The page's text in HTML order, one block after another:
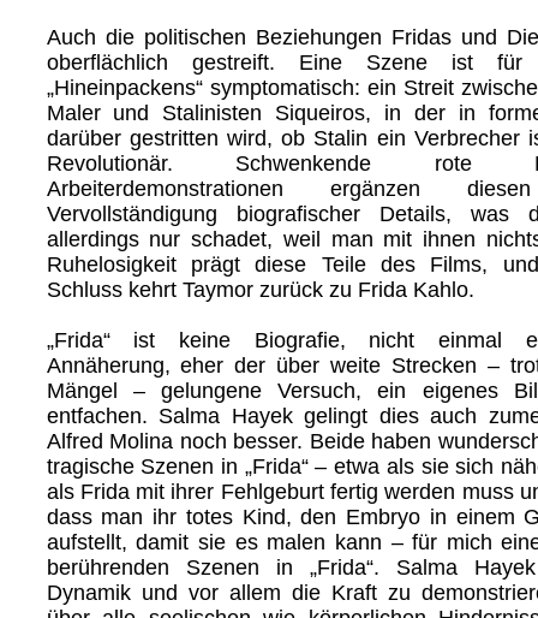
Auch die politischen Beziehungen Fridas und
oberflächlich gestreift. Eine Szene ist
„Hineinpackens“ symptomatisch: ein Streit
Maler und Stalinisten Siqueiros, in der in
darüber gestritten wird, ob Stalin ein Verbrecher
Revolutionär. Schwenkende rote
Arbeiterdemonstrationen ergänzen
Vervollständigung biografischer Details, was
allerdings nur schadet, weil man mit ihnen
Ruhelosigkeit prägt diese Teile des Films,
Schluss kehrt Taymor zurück zu Frida Kahlo.
„Frida“ ist keine Biografie, nicht einmal
Annäherung, eher der über weite Strecken –
Mängel – gelungene Versuch, ein eigenes
entfachen. Salma Hayek gelingt dies auch
Alfred Molina noch besser. Beide haben
tragische Szenen in „Frida“ – etwa als sie sich
als Frida mit ihrer Fehlgeburt fertig werden muss
dass man ihr totes Kind, den Embryo in einem
aufstellt, damit sie es malen kann – für mich
berührenden Szenen in „Frida“. Salma
Dynamik und vor allem die Kraft zu